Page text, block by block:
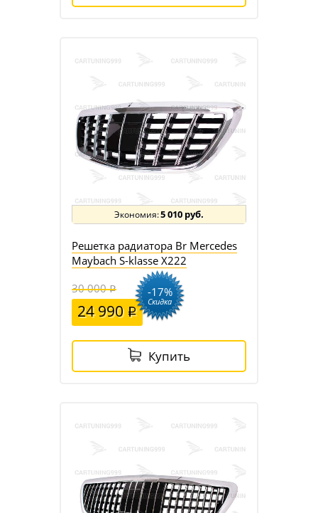
5 010 руб.
Решетка радиатора Br Mercedes
Maybach S-klasse X222
30 000
24 990
-17%
Скидка
Купить